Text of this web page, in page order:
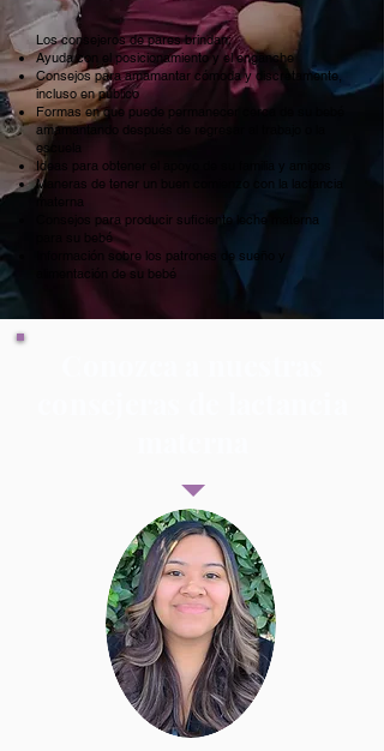
​Los consejeros de pares brindan:
Ayuda con el posicionamiento y el enganche
Consejos para amamantar cómoda y discretamente,
incluso en público
Formas en que puede permanecer cerca de su bebé
amamantando después de regresar al trabajo o la
escuela
Ideas para obtener el apoyo de su familia y amigos
Maneras de tener un buen comienzo con la lactancia
materna
Consejos para producir suficiente leche materna
para su bebé
Información sobre los patrones de sueño y
alimentación de su bebé